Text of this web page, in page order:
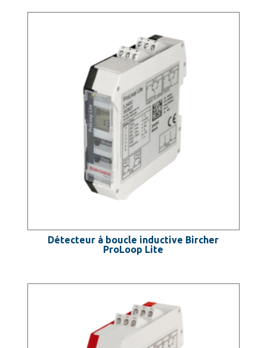
Détecteur à boucle inductive Bircher
ProLoop Lite